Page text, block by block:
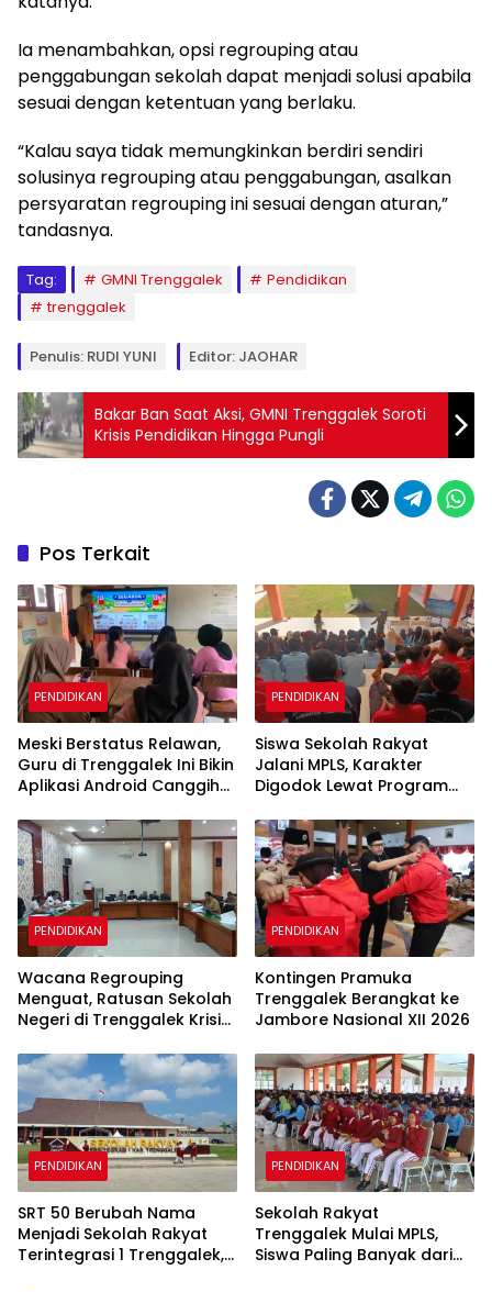
Ia menambahkan, opsi regrouping atau
penggabungan sekolah dapat menjadi solusi apabila
sesuai dengan ketentuan yang berlaku.
“Kalau saya tidak memungkinkan berdiri sendiri
solusinya regrouping atau penggabungan, asalkan
persyaratan regrouping ini sesuai dengan aturan,”
tandasnya.
Tag: GMNI Trenggalek
Pendidikan
trenggalek
Penulis: RUDI YUNI Editor: JAOHAR
Bakar Ban Saat Aksi, GMNI Trenggalek Soroti
Krisis Pendidikan Hingga Pungli
Pos Terkait
PENDIDIKAN
Meski Berstatus Relawan,
Guru di Trenggalek Ini Bikin
Aplikasi Android Canggih
PENDIDIKAN
Siswa Sekolah Rakyat
Jalani MPLS, Karakter
Digodok Lewat Program
PENDIDIKAN
Wacana Regrouping
Menguat, Ratusan Sekolah
Negeri di Trenggalek Krisis
PENDIDIKAN
Kontingen Pramuka
Trenggalek Berangkat ke
Jambore Nasional XII 2026
PENDIDIKAN
SRT 50 Berubah Nama
Menjadi Sekolah Rakyat
Terintegrasi 1 Trenggalek,
PENDIDIKAN
Sekolah Rakyat
Trenggalek Mulai MPLS,
Siswa Paling Banyak dari